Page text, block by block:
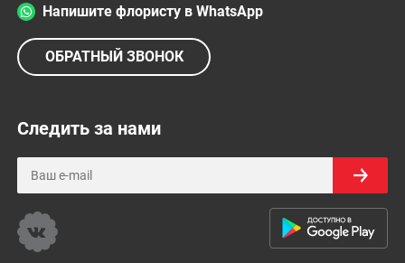
Напишите флористу в WhatsApp
ОБРАТНЫЙ ЗВОНОК
Следить за нами